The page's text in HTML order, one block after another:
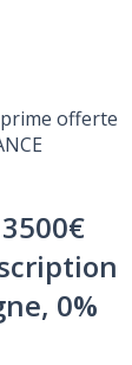
offerte
0%